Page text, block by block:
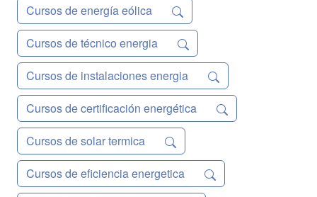
Cursos de energía eólica
Cursos de técnico energia
Cursos de instalaciones energia
Cursos de certificación energética
Cursos de solar termica
Cursos de eficiencia energetica